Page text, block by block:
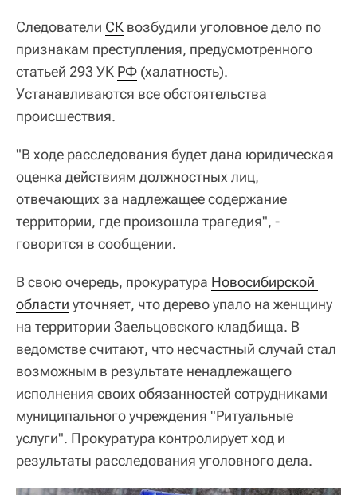
Следователи СК возбудили уголовное дело по
признакам преступления, предусмотренного
статьей 293 УК РФ (халатность).
Устанавливаются все обстоятельства
происшествия.
"В ходе расследования будет дана юридическая
оценка действиям должностных лиц,
отвечающих за надлежащее содержание
территории, где произошла трагедия", -
говорится в сообщении.
В свою очередь, прокуратура Новосибирской
области уточняет, что дерево упало на женщину
на территории Заельцовского кладбища. В
ведомстве считают, что несчастный случай стал
возможным в результате ненадлежащего
исполнения своих обязанностей сотрудниками
муниципального учреждения "Ритуальные
услуги". Прокуратура контролирует ход и
результаты расследования уголовного дела.